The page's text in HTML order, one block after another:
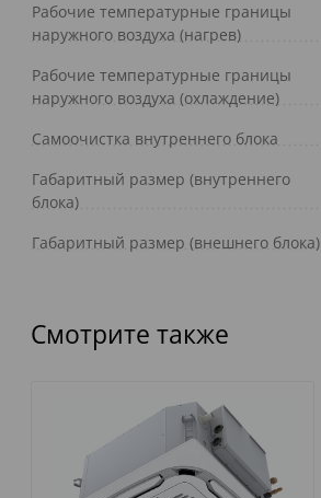
Рабочие температурные границы
наружного воздуха (нагрев)
Рабочие температурные границы
наружного воздуха (охлаждение)
Самоочистка внутреннего блока
Габаритный размер (внутреннего
блока)
Габаритный размер (внешнего блока)
Смотрите также